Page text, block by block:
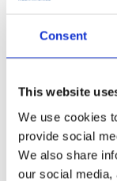
Consent
This website
We use cookies
provide social
We also share
our social media,
最高转速 [rpm]
主要应用